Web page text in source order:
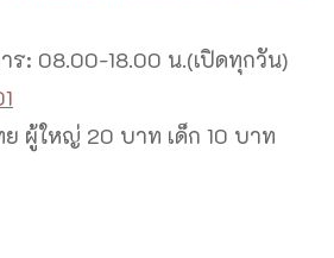
ร: 08.00-18.00 น.(เปิดทุกวัน)
ย ผู้ใหญ่ 20 บาท เด็ก 10 บาท